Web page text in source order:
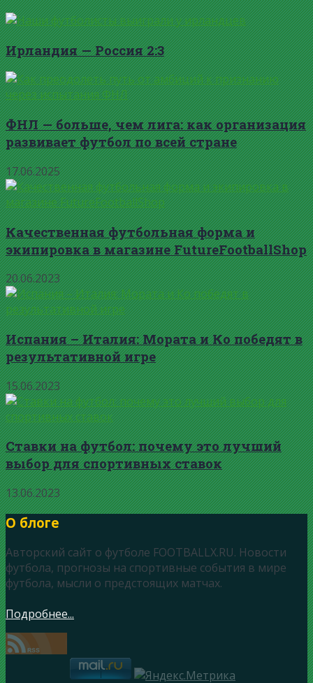
Ирландия — Россия 2:3
ФНЛ — больше, чем лига: как организация
развивает футбол по всей стране
17.06.2025
Качественная футбольная форма и
экипировка в магазине FutureFootballShop
20.06.2023
Испания – Италия: Мората и Ко победят в
результативной игре
15.06.2023
Ставки на футбол: почему это лучший
выбор для спортивных ставок
13.06.2023
О блоге
Авторский сайт о футболе FOOTBALLX.RU. Новости
футбола, прогнозы на спортивные события в мире
футбола, мысли о предстоящих матчах.
Подробнее...